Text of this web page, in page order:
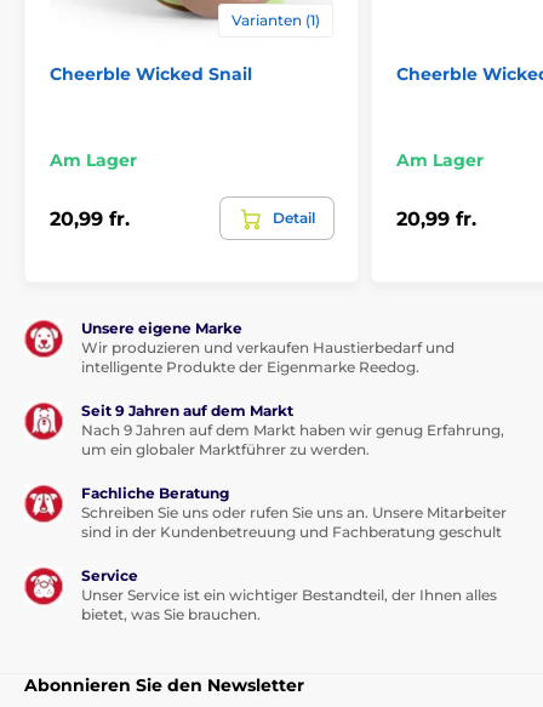
Varianten (1)
Cheerble Wicked Snail
Am Lager
20,99 fr. Detail
Cheerble
Am Lager
20,99 fr.
Unsere eigene Marke
Wir produzieren und verkaufen Haustierbedarf und
intelligente Produkte der Eigenmarke Reedog.
Seit 9 Jahren auf dem Markt
Nach 9 Jahren auf dem Markt haben wir genug Erfahrung,
um ein globaler Marktführer zu werden.
Fachliche Beratung
Schreiben Sie uns oder rufen Sie uns an. Unsere Mitarbeiter
sind in der Kundenbetreuung und Fachberatung geschult
Service
Unser Service ist ein wichtiger Bestandteil, der Ihnen alles
bietet, was Sie brauchen.
Abonnieren Sie den Newsletter